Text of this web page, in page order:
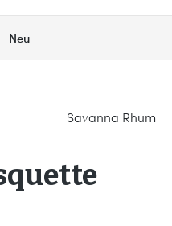
Neu
Savanna Rhum